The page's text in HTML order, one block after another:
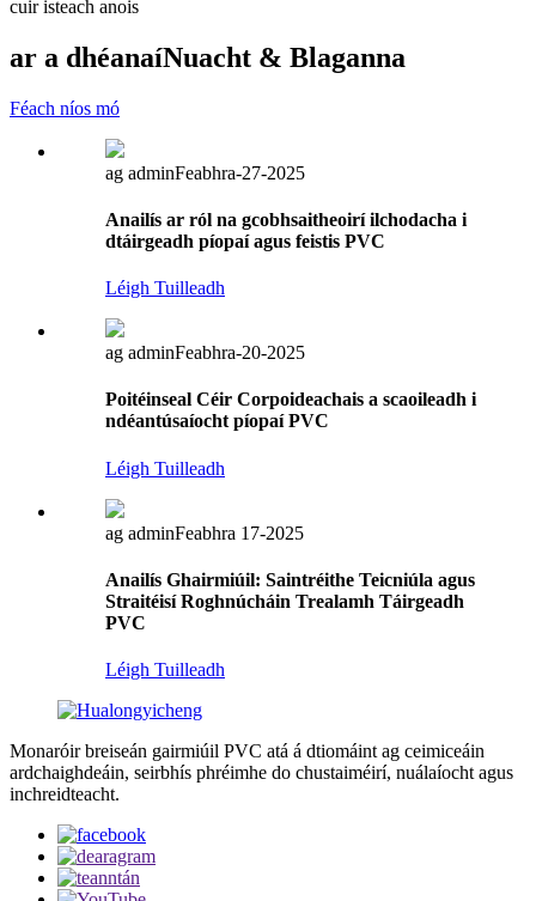
cuir isteach anois
ar a dhéanaíNuacht & Blaganna
Féach níos mó
ag adminFeabhra-27-2025
Anailís ar ról na gcobhsaitheoirí ilchodacha i
dtáirgeadh píopaí agus feistis PVC
Léigh Tuilleadh
ag adminFeabhra-20-2025
Poitéinseal Céir Corpoideachais a scaoileadh i
ndéantúsaíocht píopaí PVC
Léigh Tuilleadh
ag adminFeabhra 17-2025
Anailís Ghairmiúil: Saintréithe Teicniúla agus
Straitéisí Roghnúcháin Trealamh Táirgeadh
PVC
Léigh Tuilleadh
Monaróir breiseán gairmiúil PVC atá á dtiomáint ag ceimiceáin
ardchaighdeáin, seirbhís phréimhe do chustaiméirí, nuálaíocht agus
inchreidteacht.